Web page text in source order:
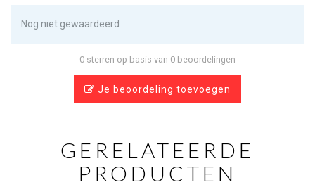
Nog niet gewaardeerd
0 sterren op basis van 0 beoordelingen
Je beoordeling toevoegen
GERELATEERDE
PRODUCTEN